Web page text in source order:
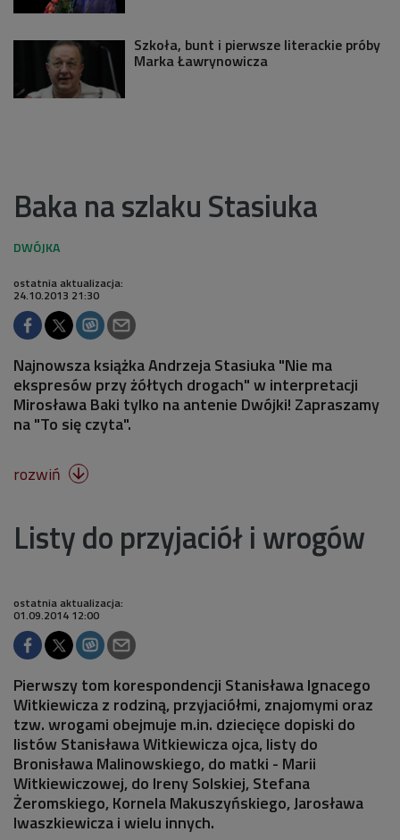
Szkoła, bunt i pierwsze literackie próby
Marka Ławrynowicza
Baka na szlaku Stasiuka
ostatnia aktualizacja:
24.10.2013 21:30
Najnowsza książka Andrzeja Stasiuka "Nie ma
ekspresów przy żółtych drogach" w interpretacji
Mirosława Baki tylko na antenie Dwójki! Zapraszamy
na "To się czyta".
rozwiń 
Listy do przyjaciół i wrogów
ostatnia aktualizacja:
01.09.2014 12:00
Pierwszy tom korespondencji Stanisława Ignacego
Witkiewicza z rodziną, przyjaciółmi, znajomymi oraz
tzw. wrogami obejmuje m.in. dziecięce dopiski do
listów Stanisława Witkiewicza ojca, listy do
Bronisława Malinowskiego, do matki - Marii
Witkiewiczowej, do Ireny Solskiej, Stefana
Żeromskiego, Kornela Makuszyńskiego, Jarosława
Iwaszkiewicza i wielu innych.